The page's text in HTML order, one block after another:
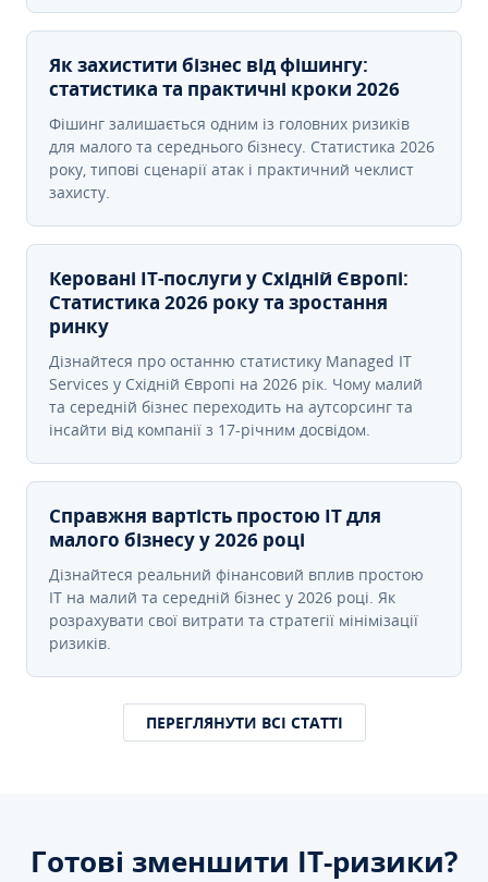
Як захистити бізнес від фішингу:
статистика та практичні кроки 2026
Фішинг залишається одним із головних ризиків
для малого та середнього бізнесу. Статистика 2026
року, типові сценарії атак і практичний чеклист
захисту.
Керовані ІТ-послуги у Східній Європі:
Статистика 2026 року та зростання
ринку
Дізнайтеся про останню статистику Managed IT
Services у Східній Європі на 2026 рік. Чому малий
та середній бізнес переходить на аутсорсинг та
інсайти від компанії з 17-річним досвідом.
Справжня вартість простою IT для
малого бізнесу у 2026 році
Дізнайтеся реальний фінансовий вплив простою
IT на малий та середній бізнес у 2026 році. Як
розрахувати свої витрати та стратегії мінімізації
ризиків.
ПЕРЕГЛЯНУТИ ВСІ СТАТТІ
Готові зменшити ІТ-ризики?